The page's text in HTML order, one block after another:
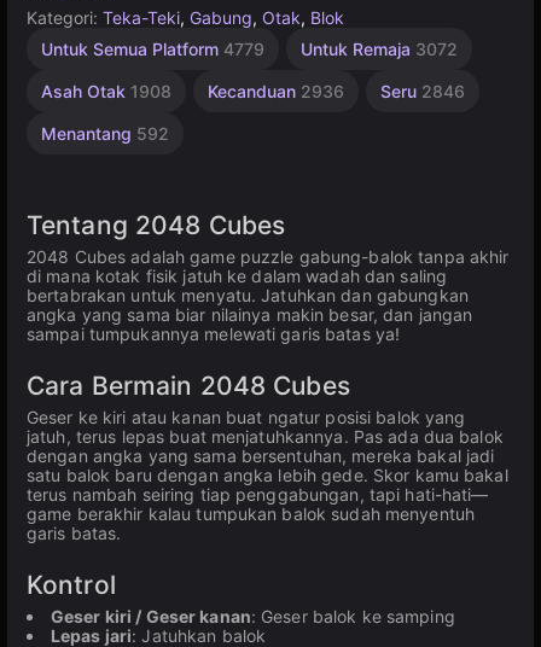
Kategori: Teka-Teki, Gabung, Otak, Blok
Untuk Semua Platform 4779 Untuk Remaja 3072
Asah Otak 1908 Kecanduan 2936 Seru 2846
Menantang 592
Edukasi
Pikiran
Ketangkasan
Desktop
1
4145
Matematika
Sederhana
Online
5019
Tentang 2048 Cubes
2048 Cubes adalah game puzzle gabung-balok tanpa akhir
di mana kotak fisik jatuh ke dalam wadah dan saling
bertabrakan untuk menyatu. Jatuhkan dan gabungkan
angka yang sama biar nilainya makin besar, dan jangan
sampai tumpukannya melewati garis batas ya!
Cara Bermain 2048 Cubes
Geser ke kiri atau kanan buat ngatur posisi balok yang
jatuh, terus lepas buat menjatuhkannya. Pas ada dua balok
dengan angka yang sama bersentuhan, mereka bakal jadi
satu balok baru dengan angka lebih gede. Skor kamu bakal
terus nambah seiring tiap penggabungan, tapi hati-hati—
game berakhir kalau tumpukan balok sudah menyentuh
garis batas.
Kontrol
Geser kiri / Geser kanan: Geser balok ke samping
Lepas jari: Jatuhkan balok